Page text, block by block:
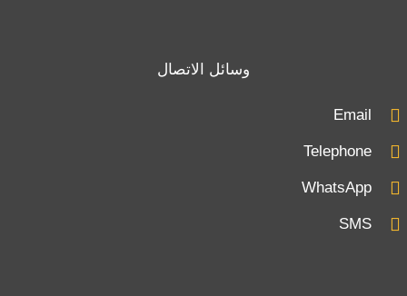
وسائل الاتصال
Email
Telephone
WhatsApp
SMS